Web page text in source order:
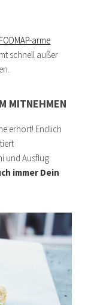
FODMAP-arme
schnell außer
MITNEHMEN
erhört! Endlich
und Ausflug:
immer Dein